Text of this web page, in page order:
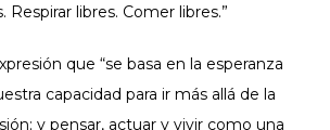
Respirar libres. Comer libres.”
que “se basa en la esperanza
capacidad para ir más allá de la
y pensar, actuar y vivir como una